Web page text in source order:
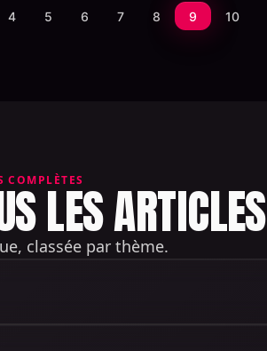
4 5 6 7 8 9 10
COMPLÈTESLES ARTICLES
classée par thème.